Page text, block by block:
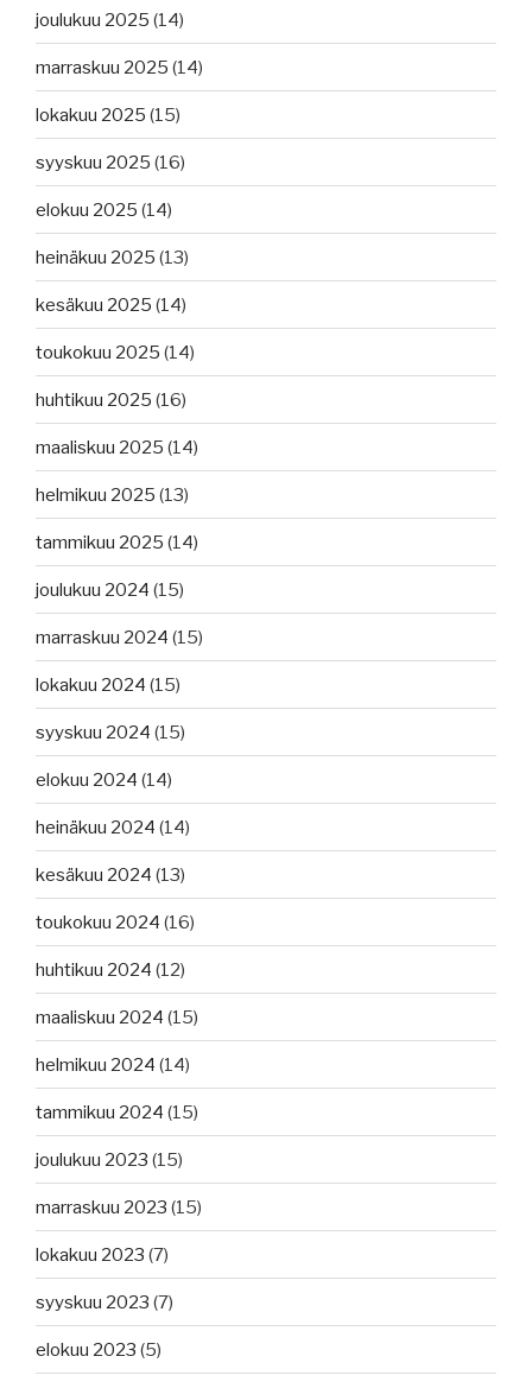
joulukuu 2025 (14)
marraskuu 2025 (14)
lokakuu 2025 (15)
syyskuu 2025 (16)
elokuu 2025 (14)
heinäkuu 2025 (13)
kesäkuu 2025 (14)
toukokuu 2025 (14)
huhtikuu 2025 (16)
maaliskuu 2025 (14)
helmikuu 2025 (13)
tammikuu 2025 (14)
joulukuu 2024 (15)
marraskuu 2024 (15)
lokakuu 2024 (15)
syyskuu 2024 (15)
elokuu 2024 (14)
heinäkuu 2024 (14)
kesäkuu 2024 (13)
toukokuu 2024 (16)
huhtikuu 2024 (12)
maaliskuu 2024 (15)
helmikuu 2024 (14)
tammikuu 2024 (15)
joulukuu 2023 (15)
marraskuu 2023 (15)
lokakuu 2023 (7)
syyskuu 2023 (7)
elokuu 2023 (5)